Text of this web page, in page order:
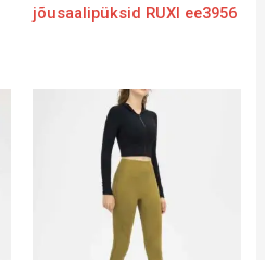
jõusaalipüksid RUXI ee3956